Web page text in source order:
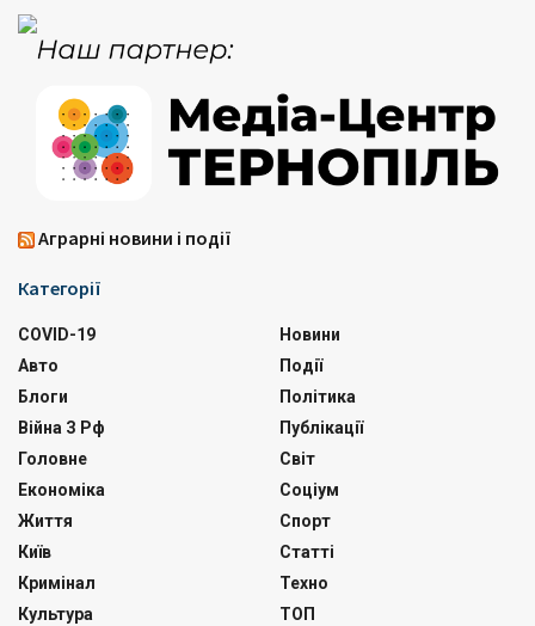
Аграрні новини і події
Категорії
COVID-19
Авто
Блоги
Війна З Рф
Головне
Економіка
Життя
Київ
Кримінал
Культура
Новини
Події
Політика
Публікації
Світ
Соціум
Спорт
Статті
Техно
ТОП